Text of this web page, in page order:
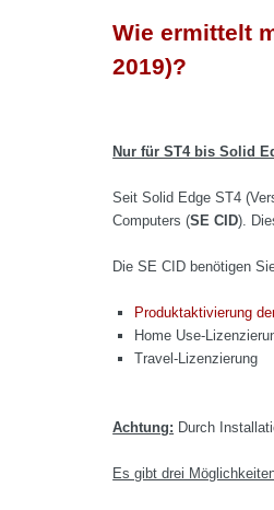
Wie ermittelt
2019)?
Nur für ST4 bis Solid
Seit Solid Edge ST4
Computers (SE CID).
Die SE CID benötigen
Produktaktivierung
Home Use-
Travel-Lizenzierung
Achtung: Durch
Es gibt drei